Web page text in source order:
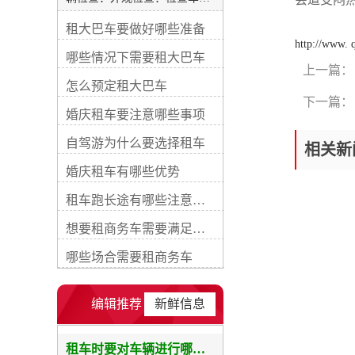
http://www.
上一篇：
下一篇：
相关新
外观是否有明显的损坏、划痕
或凹陷。注意检查车灯、雨刮
部检查：检查车内的座椅、地
毯、天花板和仪表板等是否干
净整洁。确保所有座椅都可调
节和锁定，安全带良好工作。
行李空间检查：打开行李箱，
确保行李箱空间干净、整洁，
没有异味。检查备胎和工具是
否齐全。轮胎检查：检查轮胎
轮胎没有明显的破损或漏气。
确认备胎的状态和充气情况。
发动机室检查：检查发动机室
内的液体水平，包括机油、冷
却液和刹车液等。确保没有渗
漏和异常声音。车内设施检
查：测试车辆的空调、音响、
车窗升降、中控系统等功能是
设施能满足你的需求。安全设
租大巴车要做好哪些准备
哪些情况下需要租大巴车
怎么预定租大巴车
婚庆租车要注意哪些事项
自驾游为什么要选择租车
婚庆租车有哪些优势
租车跑长途有哪些注意事项
想要租商务车需要满足哪些要求
哪些场合需要租商务车
新鲜信息
编辑推荐
租车时要对车辆进行哪些检查